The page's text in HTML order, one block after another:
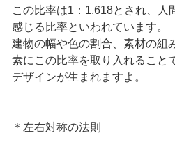
この比率は1：1.618とされ、人
感じる比率といわれています。
建物の幅や色の割合、素材の組
素にこの比率を取り入れること
デザインが生まれますよ。
＊左右対称の法則